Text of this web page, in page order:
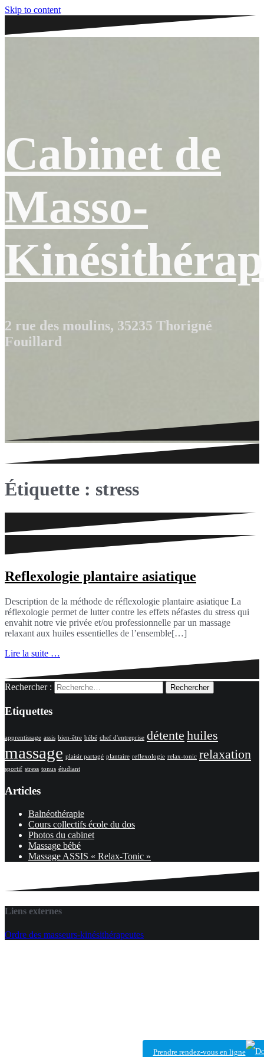
Skip to content
Cabinet de
Masso-
2 rue des moulins, 35235 Thorigné
Fouillard
Étiquette : stress
Reflexologie plantaire asiatique
Description de la méthode de réflexologie plantaire asiatique La
réflexologie permet de lutter contre les effets néfastes du stress qui
envahit notre vie privée et/ou professionnelle par un massage
relaxant aux huiles essentielles de l’ensemble[…]
Lire la suite …
Rechercher :
Etiquettes
apprentissage assis bien-être bébé chef d'entreprise détente huiles
massage plaisir partagé plantaire reflexologie relax-tonic relaxation
sportif stress tonus étudiant
Articles
Balnéothérapie
Cours collectifs école du dos
Photos du cabinet
Massage bébé
Massage ASSIS « Relax-Tonic »
Prendre rendez-vous en ligne
Liens externes
Ordre des masseurs-kinésithérapeutes